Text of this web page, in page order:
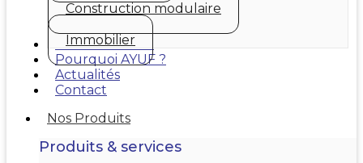
Construction modulaire
Immobilier
Nos réalisations
Pourquoi AYUF ?
Actualités
Contact
Nos Produits
Produits & services